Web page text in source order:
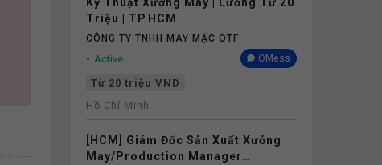
Triệu | TP.HCM
CÔNG TY TNHH MAY MẶC QTF
Active OMess
Từ 20 triệu VND
Hồ Chí Minh
[HCM] Giám Đốc Sản Xuất Xưởng
May/Production Manager